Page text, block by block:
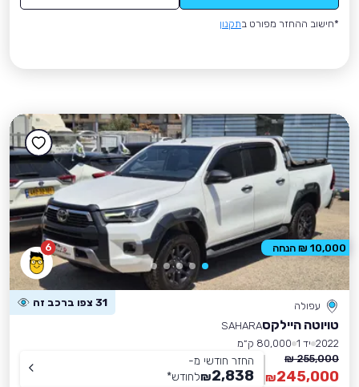
*חישוב ההחזר מפורט בתקנון
6
עפולה 31 צפו ברכב זה
טויוטה היילקסSAHARA
2022 יד 1
80,000 ק״מ
255,000 ₪
245,000
₪
החזר חודשי מ-
2,838
₪לחודש*
10,000 ₪ הנחה